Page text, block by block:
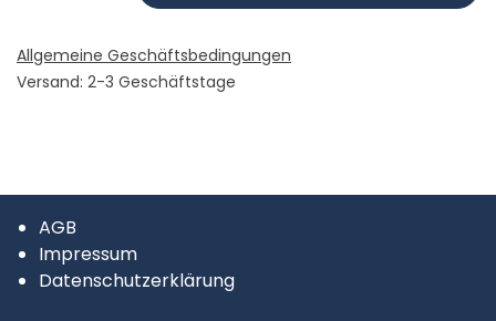
Allgemeine Geschäftsbedingungen
Versand: 2-3 Geschäftstage
AGB
Impressum
Datenschutzerklärung